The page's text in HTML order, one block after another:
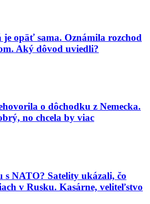
je opäť sama. Oznámila rozchod
Aký dôvod uviedli?
o dôchodku z Nemecka.
no chcela by viac
NATO? Satelity ukázali, čo
v Rusku. Kasárne, veliteľstvo